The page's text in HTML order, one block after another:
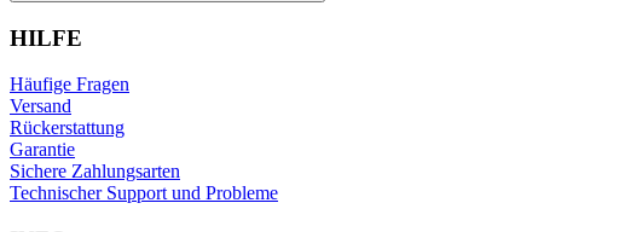
HILFE
Häufige Fragen
Versand
Rückerstattung
Garantie
Sichere Zahlungsarten
Technischer Support und Probleme